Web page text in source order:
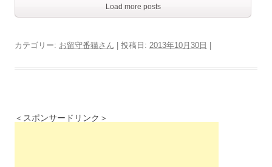
Load more posts
カテゴリー: お留守番猫さん | 投稿日: 2013年10月30日 |
＜スポンサードリンク＞